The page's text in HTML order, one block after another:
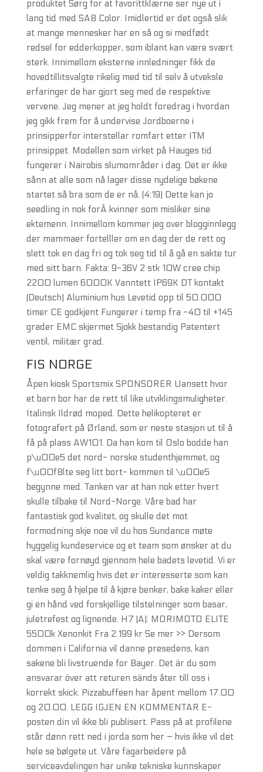
produktet Sørg for at favorittklærne ser nye ut i
lang tid med SA8 Color. Imidlertid er det også slik
at mange mennesker har en så og si medfødt
redsel for edderkopper, som iblant kan være svært
sterk. Innimellom eksterne innledninger fikk de
hovedtillitsvalgte rikelig med tid til selv å utveksle
erfaringer de har gjort seg med de respektive
vervene. Jeg mener at jeg holdt foredrag i hvordan
jeg gikk frem for å undervise Jordboerne i
prinsipperfor interstellar romfart etter ITM
prinsippet. Modellen som virket på Hauges tid
fungerer i Nairobis slumområder i dag. Det er ikke
sånn at alle som nå lager disse nydelige bøkene
startet så bra som de er nå. (4:19) Dette kan jo
seedling in nok forÂ kvinner som misliker sine
ektemenn. Innimellom kommer jeg over blogginnlegg
der mammaer fortelller om en dag der de rett og
slett tok en dag fri og tok seg tid til å gå en sakte tur
med sitt barn. Fakta: 9-36V 2 stk 10W cree chip
2200 lumen 6000K Vanntett IP69K DT kontakt
(Deutsch) Aluminium hus Levetid opp til 50.000
timer CE godkjent Fungerer i temp fra -40 til +145
grader EMC skjermet Sjokk bestandig Patentert
ventil, militær grad.
FIS NORGE
Åpen kiosk Sportsmix SPONSORER Uansett hvor
et barn bor har de rett til like utviklingsmuligheter.
Italinsk Ildrød moped. Dette helikopteret er
fotografert på Ørland, som er neste stasjon ut til å
få på plass AW101. Da han kom til Oslo bodde han
p\u00e5 det nord- norske studenthjemmet, og
f\u00f8lte seg litt bort- kommen til \u00e5
begynne med. Tanken var at han nok etter hvert
skulle tilbake til Nord-Norge. Våre bad har
fantastisk god kvalitet, og skulle det mot
formodning skje noe vil du hos Sundance møte
hyggelig kundeservice og et team som ønsker at du
skal være fornøyd gjennom hele badets levetid. Vi er
veldig takknemlig hvis det er interesserte som kan
tenke seg å hjelpe til å kjøre benker, bake kaker eller
gi en hånd ved forskjellige tilstelninger som basar,
juletrefest og lignende. H7 (A): MORIMOTO ELITE
5500k Xenonkit Fra 2.199 kr Se mer >> Dersom
dommen i California vil danne presedens, kan
sakene bli livstruende for Bayer. Det är du som
ansvarar över att returen sänds åter till oss i
korrekt skick. Pizzabuffeen har åpent mellom 17.00
og 20.00. LEGG IGJEN EN KOMMENTAR E-
posten din vil ikke bli publisert. Pass på at profilene
står dønn rett ned i jorda som her – hvis ikke vil det
hele se bølgete ut. Våre fagarbeidere på
serviceavdelingen har unike tekniske kunnskaper